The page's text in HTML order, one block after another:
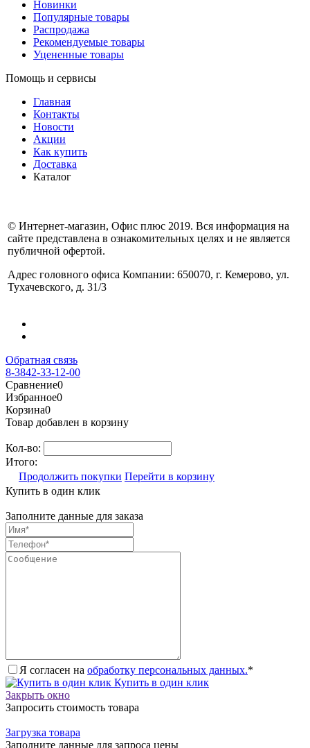
Новинки
Популярные товары
Распродажа
Рекомендуемые товары
Уцененные товары
Помощь и сервисы
Главная
Контакты
Новости
Акции
Как купить
Доставка
Каталог
© Интернет-магазин, Офис плюс 2019. Вся информация на
сайте представлена в ознакомительных целях и не является
публичной офертой.
Адрес головного офиса Компании: 650070, г. Кемерово, ул.
Тухачевского, д. 31/3
Обратная связь
8-3842-33-12-00
Сравнение0
Избранное0
Корзина0
Товар добавлен в корзину
Кол-во:
Итого:
Продолжить покупки Перейти в корзину
Купить в один клик
Заполните данные для заказа
Я согласен на обработку персональных данных.*
Купить в один клик
Закрыть окно
Запросить стоимость товара
Загрузка товара
Заполните данные для запроса цены